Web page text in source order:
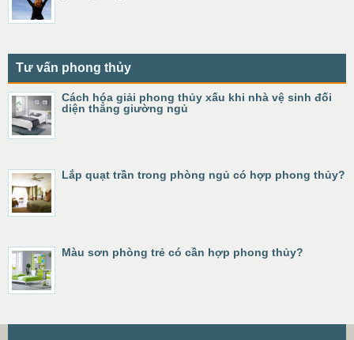
Tư vấn phong thủy
Cách hóa giải phong thủy xấu khi nhà vệ sinh đối
diện thẳng giường ngủ
Lắp quạt trần trong phòng ngủ có hợp phong thủy?
Màu sơn phòng trẻ có cần hợp phong thủy?